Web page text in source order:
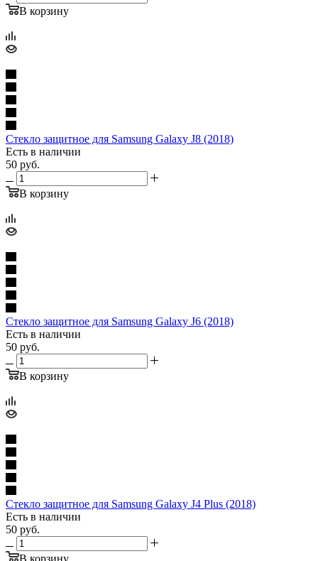
В корзину
Стекло защитное для Samsung Galaxy J8 (2018)
Есть в наличии
50 руб.
В корзину
Стекло защитное для Samsung Galaxy J6 (2018)
Есть в наличии
50 руб.
В корзину
Стекло защитное для Samsung Galaxy J4 Plus (2018)
Есть в наличии
50 руб.
В корзину